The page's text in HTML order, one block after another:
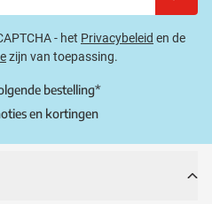
- het Privacybeleid en de
zijn van toepassing.
bestelling*
en kortingen